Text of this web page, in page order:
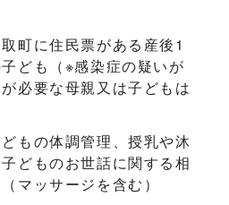
町に住民票がある産後1
ども（※感染症の疑いが
必要な母親又は子どもは
もの体調管理、授乳や沐
どものお世話に関する相
マッサージを含む）